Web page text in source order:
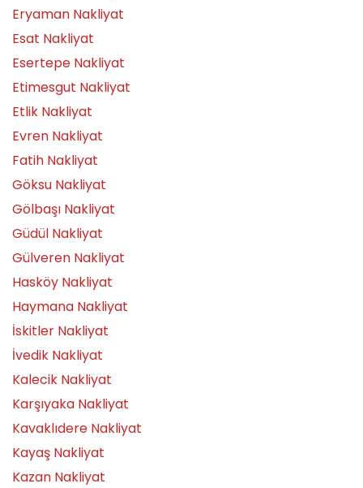
Eryaman Nakliyat
Esat Nakliyat
Esertepe Nakliyat
Etimesgut Nakliyat
Etlik Nakliyat
Evren Nakliyat
Fatih Nakliyat
Göksu Nakliyat
Gölbaşı Nakliyat
Güdül Nakliyat
Gülveren Nakliyat
Hasköy Nakliyat
Haymana Nakliyat
İskitler Nakliyat
İvedik Nakliyat
Kalecik Nakliyat
Karşıyaka Nakliyat
Kavaklıdere Nakliyat
Kayaş Nakliyat
Kazan Nakliyat